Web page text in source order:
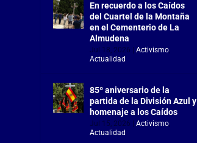
En recuerdo a los Caídos
del Cuartel de la Montaña
en el Cementerio de La
Almudena
Jul 18, 2026 |Activismo,
Actualidad
85º aniversario de la
partida de la División Azul y
homenaje a los Caídos
Jul 15, 2026 |Activismo,
Actualidad